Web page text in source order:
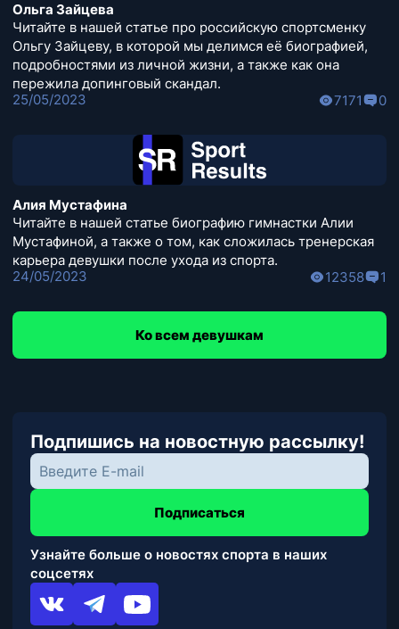
Ольга Зайцева
Читайте в нашей статье про российскую спортсменку
Ольгу Зайцеву, в которой мы делимся её биографией,
подробностями из личной жизни, а также как она
пережила допинговый скандал.
25/05/2023
7171 0
Алия Мустафина
Читайте в нашей статье биографию гимнастки Алии
Мустафиной, а также о том, как сложилась тренерская
карьера девушки после ухода из спорта.
24/05/2023
12358 1
Ко всем девушкам
Подпишись на новостную рассылку!
Подписаться
Узнайте больше о новостях спорта в наших
соцсетях